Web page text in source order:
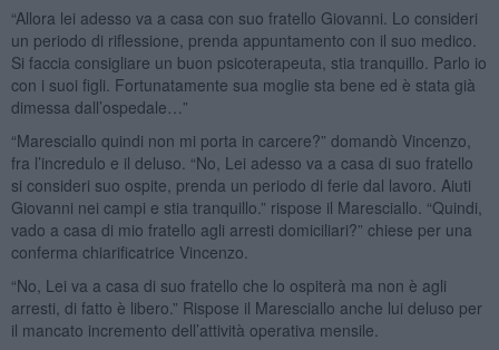
“Allora lei adesso va a casa con suo fratello Giovanni. Lo consideri
un periodo di riflessione, prenda appuntamento con il suo medico.
Si faccia consigliare un buon psicoterapeuta, stia tranquillo. Parlo io
con i suoi figli. Fortunatamente sua moglie sta bene ed è stata già
dimessa dall’ospedale…”
“Maresciallo quindi non mi porta in carcere?” domandò Vincenzo,
fra l’incredulo e il deluso. “No, Lei adesso va a casa di suo fratello
si consideri suo ospite, prenda un periodo di ferie dal lavoro. Aiuti
Giovanni nei campi e stia tranquillo.” rispose il Maresciallo. “Quindi,
vado a casa di mio fratello agli arresti domiciliari?” chiese per una
conferma chiarificatrice Vincenzo.
“No, Lei va a casa di suo fratello che lo ospiterà ma non è agli
arresti, di fatto è libero.” Rispose il Maresciallo anche lui deluso per
il mancato incremento dell’attività operativa mensile.